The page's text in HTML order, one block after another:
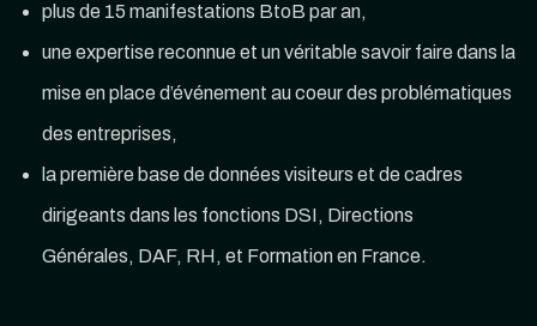
plus de 15 manifestations BtoB par an,
une expertise reconnue et un véritable savoir faire dans la
mise en place d’événement au coeur des problématiques
des entreprises,
la première base de données visiteurs et de cadres
dirigeants dans les fonctions DSI, Directions
Générales, DAF, RH, et Formation en France.